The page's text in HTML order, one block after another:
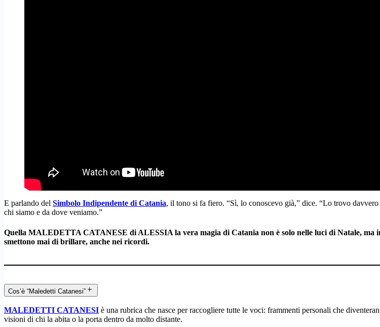
E parlando del Simbolo Indipendente di Catania, il tono si fa fiero. “Sì, lo conoscevo già,” dice. “Lo trovo
chi siamo e da dove veniamo.”
Quella MALEDETTA CATANESE di ALESSIA la vera magia di Catania non è solo nelle luci di Natale, ma
smettono mai di brillare, anche nei ricordi.
Cos’è “Maledetti Catanesi”
MALEDETTI CATANESI è una rubrica che nasce per raccogliere tutte le voci: frammenti personali che
visioni di chi la abita o la porta dentro da molto distante.